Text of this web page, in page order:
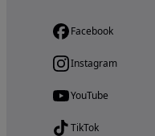
Facebook
Instagram
YouTube
TikTok